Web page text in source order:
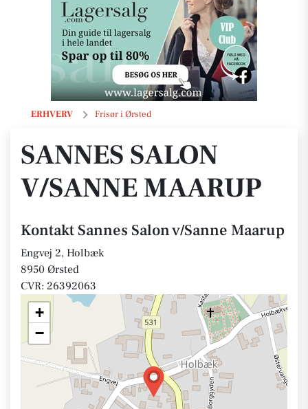
ERHVERV Frisør i Ørsted
Sannes Salon v/Sanne Maarup
SANNES SALON
V/SANNE MAARUP
Kontakt Sannes Salon v/Sanne Maarup
Engvej 2, Holbæk
8950 Ørsted
CVR: 26392063
+
−